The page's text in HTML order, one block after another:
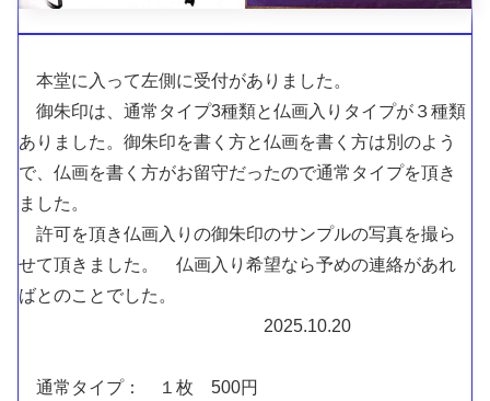
本堂に入って左側に受付がありました。
御朱印は、通常タイプ3種類と仏画入りタイプが３種類
ありました。御朱印を書く方と仏画を書く方は別のよう
で、仏画を書く方がお留守だったので通常タイプを頂き
ました。
許可を頂き仏画入りの御朱印のサンプルの写真を撮ら
せて頂きました。 仏画入り希望なら予めの連絡があれ
ばとのことでした。
2025.10.20
通常タイプ： １枚 500円